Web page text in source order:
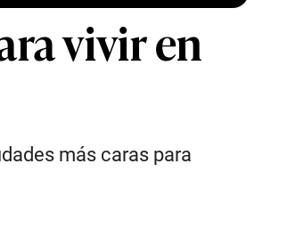
vivir en
más caras para